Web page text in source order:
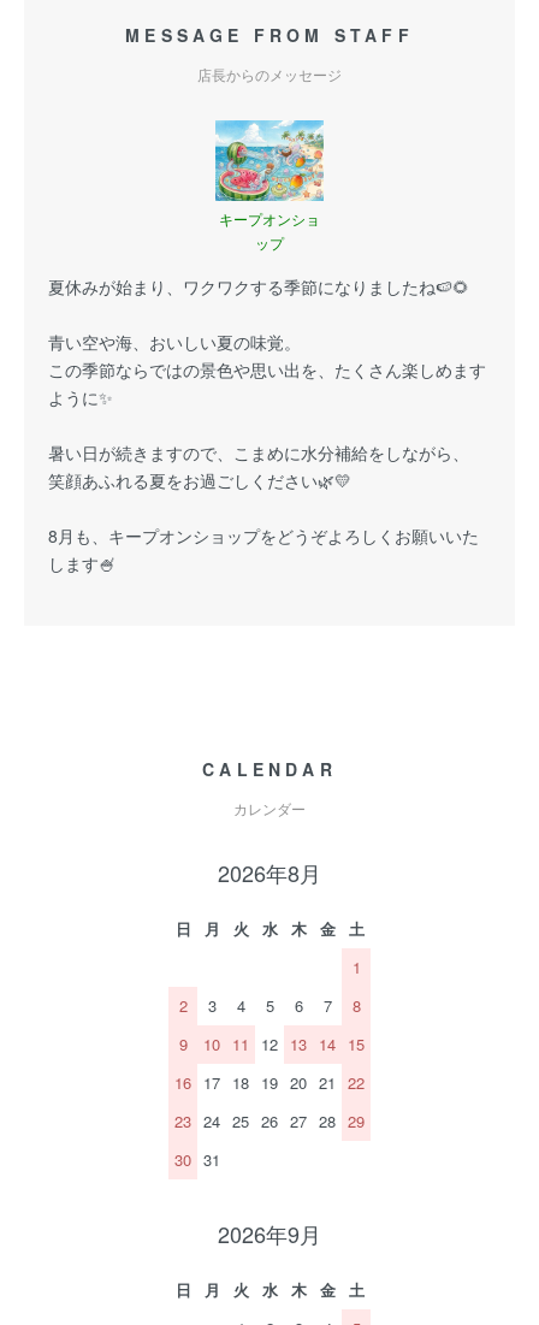
MESSAGE FROM STAFF
店長からのメッセージ
キープオンショ
ップ
夏休みが始まり、ワクワクする季節になりましたね🍉🌻
青い空や海、おいしい夏の味覚。
この季節ならではの景色や思い出を、たくさん楽しめます
ように✨
暑い日が続きますので、こまめに水分補給をしながら、
笑顔あふれる夏をお過ごしください🌿💛
8月も、キープオンショップをどうぞよろしくお願いいた
します🍧
CALENDAR
カレンダー
2026年8月
日 月 火 水 木 金
土
1
2
3 4 5 6 7
8
9
10 11 12 13 14 15
16 17 18 19 20 21
22
23 24 25 26 27 28 29
30 31
2026年9月
日 月 火 水 木 金
土